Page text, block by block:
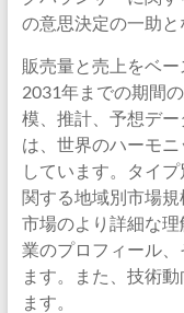
の意思決定の一助と
販売量と売上をベ
2031年までの期間
模、推計、予想デ
は、世界のハーモ
しています。タイ
関する地域別市場規
市場のより詳細な
業のプロフィール
ます。また、技術
ます。